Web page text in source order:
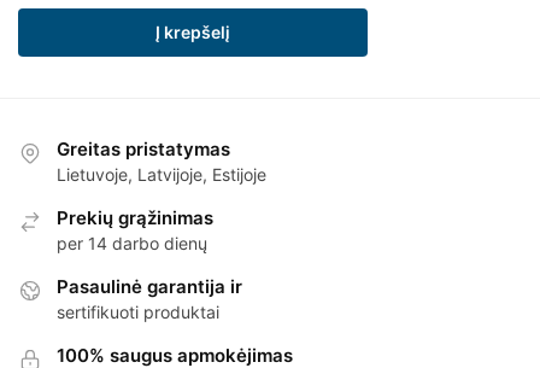
Į krepšelį
Greitas pristatymas
Lietuvoje, Latvijoje, Estijoje
Prekių grąžinimas
per 14 darbo dienų
Pasaulinė garantija ir
sertifikuoti produktai
100% saugus apmokėjimas